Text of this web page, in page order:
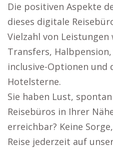
Die positiven Aspekte
dieses digitale
Vielzahl von
Transfers,
inclusive-Optionen und
Hotelsterne.
Sie haben Lust,
Reisebüros in Ihrer
erreichbar? Keine
Reise jederzeit auf